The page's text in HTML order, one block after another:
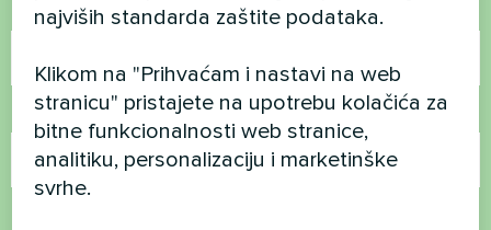
Broj telefona
E-pošta
najviših standarda zaštite podataka.
Klikom na "Prihvaćam i nastavi na web
stranicu" pristajete na upotrebu kolačića za
bitne funkcionalnosti web stranice,
analitiku, personalizaciju i marketinške
svrhe.